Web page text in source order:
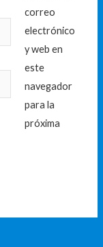
correo
electrónico
y web en
este
navegador
para la
próxima